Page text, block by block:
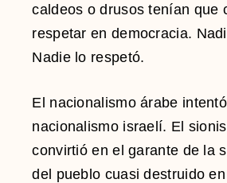
caldeos o drusos tenían que
respetar en democracia.
Nadie lo respetó.
El nacionalismo árabe
nacionalismo israelí. El
convirtió en el garante de la
del pueblo cuasi destruido